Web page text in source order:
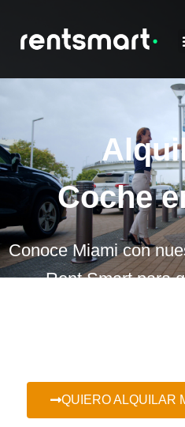
Coche
Conoce Miami con
Rent Smart para
QUIERO ALQUILAR